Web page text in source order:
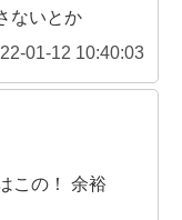
ないとか
01-12 10:40:03
この！ 余裕